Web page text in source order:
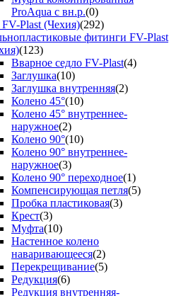
ProAqua с вн.р.(0)
Plast (Чехия)(292)
фитинги FV-Plast
(123)
Вварное седло FV-Plast(4)
Заглушка(10)
Заглушка внутренняя(2)
Колено 45°(10)
Колено 45° внутреннее-
наружное(2)
Колено 90°(10)
Колено 90° внутреннее-
наружное(3)
Колено 90° переходное(1)
Компенсирующая петля(5)
Пробка пластиковая(3)
Крест(3)
Муфта(10)
Настенное колено
наваривающееся(2)
Перекрещивание(5)
Редукция(6)
Редукция внутренняя-